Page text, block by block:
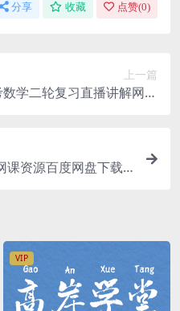
分享 收藏 点赞(0)
上一篇
学二轮复习直播讲解网课
课资源百度网盘下载
VIP